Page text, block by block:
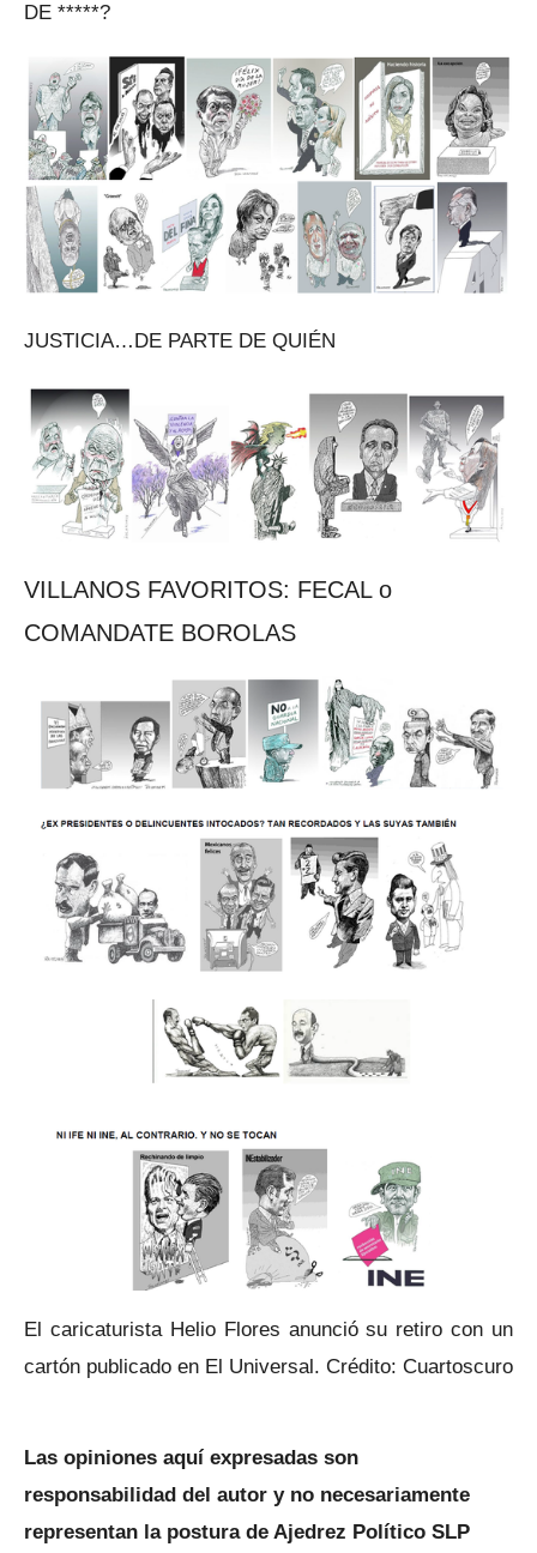
DE *****?
JUSTICIA…DE PARTE DE QUIÉN
VILLANOS FAVORITOS: FECAL o
COMANDATE BOROLAS
El caricaturista Helio Flores anunció su retiro con un
cartón publicado en El Universal. Crédito: Cuartoscuro
Las opiniones aquí expresadas son
responsabilidad del autor y no necesariamente
representan la postura de Ajedrez Político SLP